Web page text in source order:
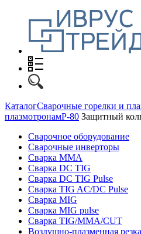
КаталогСварочные горелки и
плазмотронамP-80 Защитный
Сварочное оборудование
Сварочные инверторы
Сварка MMA
Сварка DC TIG
Сварка DC TIG Pulse
Сварка TIG AC/DC Pulse
Сварка MIG
Сварка MIG pulse
Сварка TIG/MMA/CUT
Воздушно-плазменная